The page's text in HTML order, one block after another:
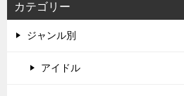
カテゴリー
ジャンル別
アイドル